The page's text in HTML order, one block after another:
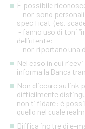
È possibile
- non sono
specificati (es.
- fanno uso di toni
dell’utente;
- non riportano una
Nel caso in cui
informa la Banca
Non cliccare su link
difficilmente
non ti fidare: è
quello nel quale
Diffida inoltre di e-